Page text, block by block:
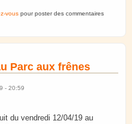
et Ecole d'Eschau
vous pour poster des commentaires
Parc aux frênes
- 20:59
du vendredi 12/04/19 au